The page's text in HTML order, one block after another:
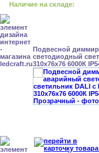
Наличие на складе:
Подвесной
светодиодный
310x76x76 6000К